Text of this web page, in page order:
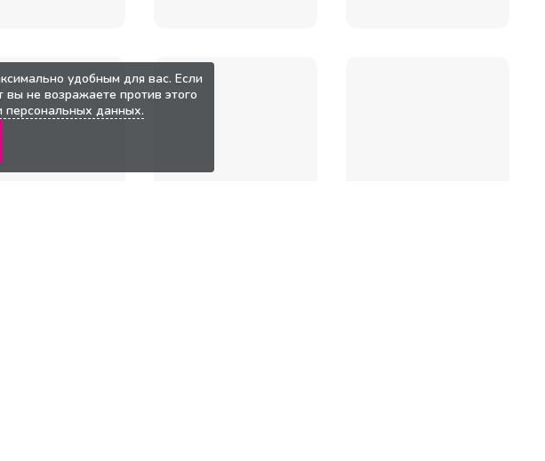
удобным для вас. Если
не возражаете против этого
персональных данных.